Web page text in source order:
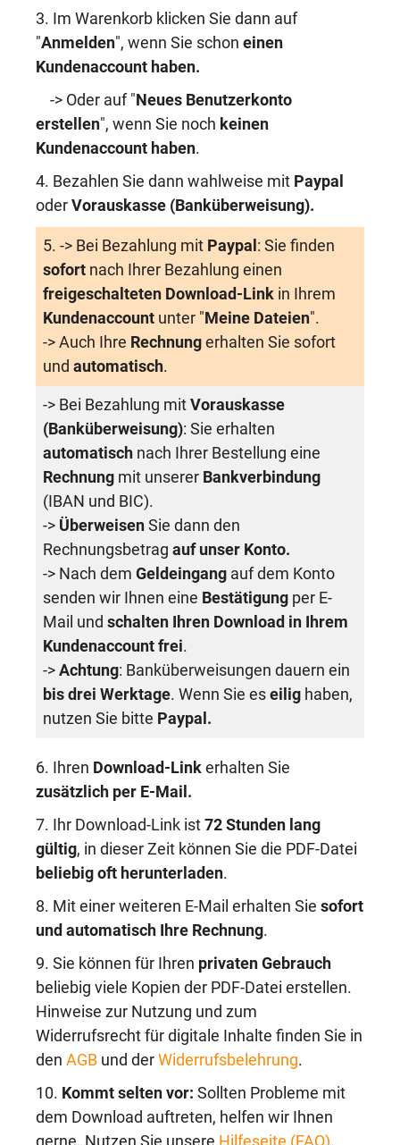
3. Im Warenkorb klicken Sie dann auf
"Anmelden", wenn Sie schon einen
Kundenaccount haben.
-> Oder auf " Neues Benutzerkonto
erstellen", wenn Sie noch keinen
Kundenaccount haben.
4. Bezahlen Sie dann wahlweise mit Paypal
oder Vorauskasse (Banküberweisung).
5. -> Bei Bezahlung mit Paypal : Sie finden
sofort nach Ihrer Bezahlung einen
freigeschalteten Download-Link in Ihrem
Kundenaccount unter " Meine Dateien".
-> Auch Ihre Rechnung erhalten Sie sofort
und automatisch.
-> Bei Bezahlung mit Vorauskasse
(Banküberweisung): Sie erhalten
automatisch nach Ihrer Bestellung eine
Rechnung mit unserer Bankverbindung
(IBAN und BIC).
-> Überweisen Sie dann den
Rechnungsbetrag auf unser Konto.
-> Nach dem Geldeingang auf dem Konto
senden wir Ihnen eine Bestätigung per E-
Mail und schalten Ihren Download in Ihrem
Kundenaccount frei.
-> Achtung: Banküberweisungen dauern ein
bis drei Werktage. Wenn Sie es eilig haben,
nutzen Sie bitte Paypal .
6. Ihren Download-Link erhalten Sie
zusätzlich per E-Mail.
7. Ihr Download-Link ist 72 Stunden lang
gültig, in dieser Zeit können Sie die PDF-Datei
beliebig oft herunterladen.
8. Mit einer weiteren E-Mail erhalten Sie sofort
und automatisch Ihre Rechnung.
9. Sie können für Ihren privaten Gebrauch
beliebig viele Kopien der PDF-Datei erstellen.
Hinweise zur Nutzung und zum
Widerrufsrecht für digitale Inhalte finden Sie in
den AGB und der Widerrufsbelehrung.
10. Kommt selten vor: Sollten Probleme mit
dem Download auftreten, helfen wir Ihnen
gerne. Nutzen Sie unsere Hilfeseite (FAQ).